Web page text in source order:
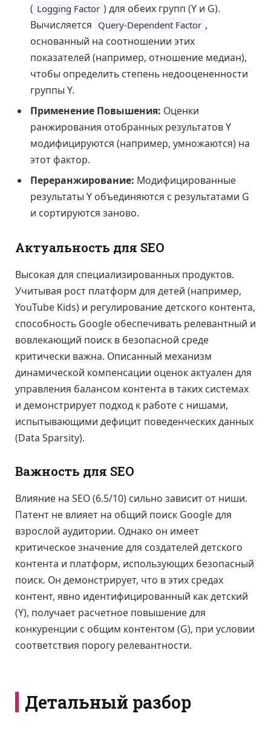
( Logging Factor ) для обеих групп (Y и G).
Вычисляется Query-Dependent Factor ,
основанный на соотношении этих
показателей (например, отношение медиан),
чтобы определить степень недооцененности
группы Y.
Применение Повышения: Оценки
ранжирования отобранных результатов Y
модифицируются (например, умножаются) на
этот фактор.
Переранжирование: Модифицированные
результаты Y объединяются с результатами G
и сортируются заново.
Актуальность для SEO
Высокая для специализированных продуктов.
Учитывая рост платформ для детей (например,
YouTube Kids) и регулирование детского контента,
способность Google обеспечивать релевантный и
вовлекающий поиск в безопасной среде
критически важна. Описанный механизм
динамической компенсации оценок актуален для
управления балансом контента в таких системах
и демонстрирует подход к работе с нишами,
испытывающими дефицит поведенческих данных
(Data Sparsity).
Важность для SEO
Влияние на SEO (6.5/10) сильно зависит от ниши.
Патент не влияет на общий поиск Google для
взрослой аудитории. Однако он имеет
критическое значение для создателей детского
контента и платформ, использующих безопасный
поиск. Он демонстрирует, что в этих средах
контент, явно идентифицированный как детский
(Y), получает расчетное повышение для
конкуренции с общим контентом (G), при условии
соответствия порогу релевантности.
Детальный разбор